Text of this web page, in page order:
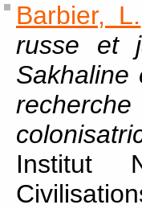
Barbier, L.
russe et
Institut